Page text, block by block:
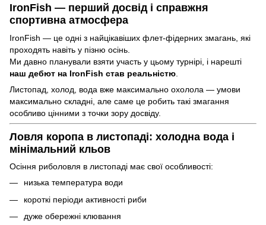
IronFish — перший досвід і справжня
спортивна атмосфера
IronFish — це одні з найцікавіших флет-фідерних змагань, які
проходять навіть у пізню осінь.
Ми давно планували взяти участь у цьому турнірі, і нарешті
наш дебют на IronFish став реальністю
Листопад, холод, вода вже максимально охолола — умови
максимально складні, але саме це робить такі змагання
особливо цінними з точки зору досвіду.
Ловля коропа в листопаді: холодна вода і
мінімальний кльов
Осіння риболовля в листопаді має свої особливості:
низька температура води
короткі періоди активності риби
дуже обережні клювання